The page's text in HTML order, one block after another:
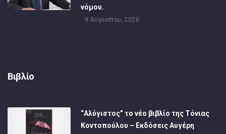
νόμου.
9 Αυγούστου, 2026
Βιβλίο
“Αλύγιστος” το νέο βιβλίο της Τόνιας
Κοντοπούλου – Εκδόσεις Αυγέρη